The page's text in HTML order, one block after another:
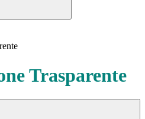
Trasparente